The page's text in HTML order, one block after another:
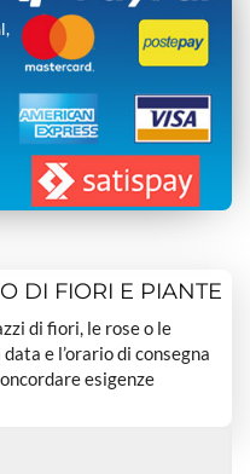
DI FIORI E PIANTE
di fiori, le rose o le
e l’orario di consegna
esigenze